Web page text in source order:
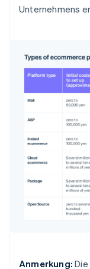
Unternehmens
Anmerkung: